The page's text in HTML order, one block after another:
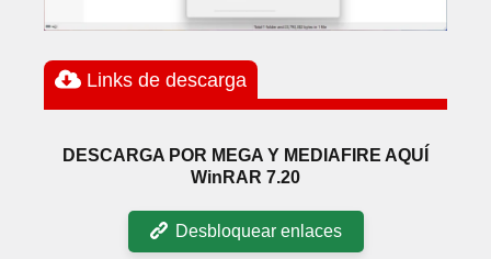
Links de descarga
DESCARGA POR MEGA Y MEDIAFIRE AQUÍ
WinRAR 7.20
Desbloquear enlaces